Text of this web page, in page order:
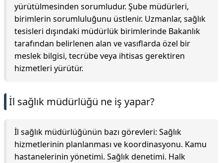
yürütülmesinden sorumludur. Şube müdürleri,
birimlerin sorumluluğunu üstlenir. Uzmanlar, sağlık
tesisleri dışındaki müdürlük birimlerinde Bakanlık
tarafından belirlenen alan ve vasıflarda özel bir
meslek bilgisi, tecrübe veya ihtisas gerektiren
hizmetleri yürütür.
İl sağlık müdürlüğü ne iş yapar?
İl sağlık müdürlüğünün bazı görevleri: Sağlık
hizmetlerinin planlanması ve koordinasyonu. Kamu
hastanelerinin yönetimi. Sağlık denetimi. Halk